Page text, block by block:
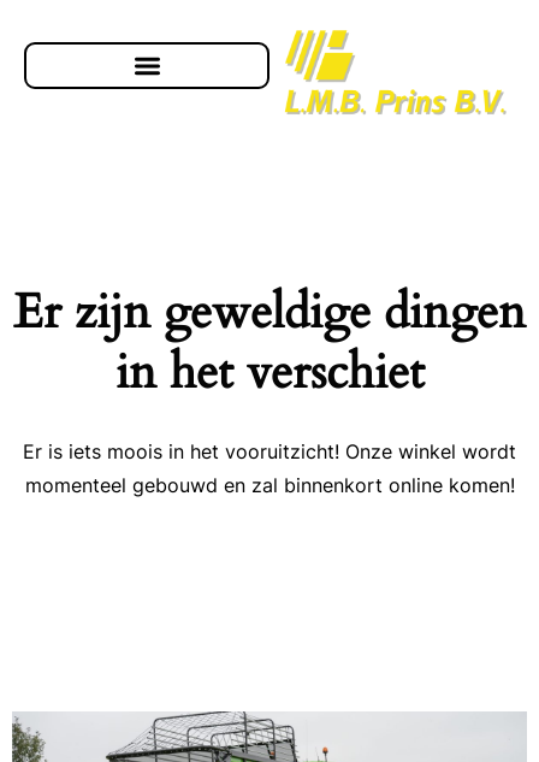
Er zijn geweldige dingen
in het verschiet
Er is iets moois in het vooruitzicht! Onze winkel wordt
momenteel gebouwd en zal binnenkort online komen!